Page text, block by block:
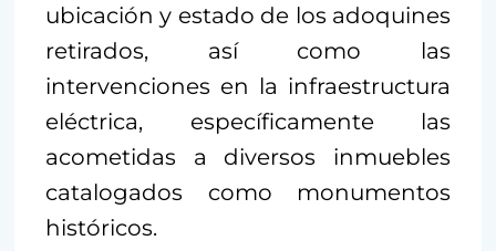
ubicación y estado de los adoquines
retirados, así como las
intervenciones en la infraestructura
eléctrica, específicamente las
acometidas a diversos inmuebles
catalogados como monumentos
históricos.